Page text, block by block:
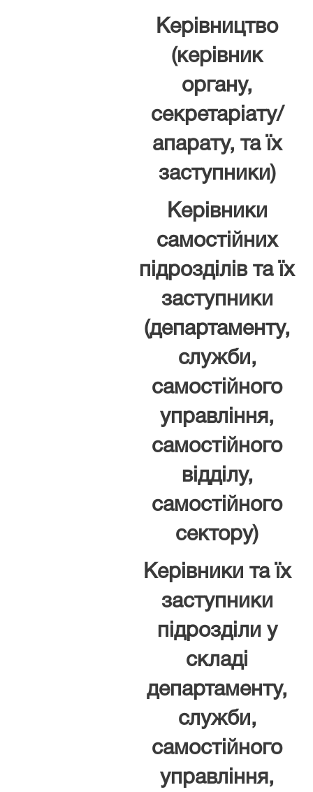
Керівництво
(керівник
органу,
секретаріату/
апарату, та їх
заступники)
Керівники
самостійних
підрозділів та їх
заступники
(департаменту,
служби,
самостійного
управління,
самостійного
відділу,
самостійного
сектору)
Керівники та їх
заступники
підрозділи у
складі
департаменту,
служби,
самостійного
управління,